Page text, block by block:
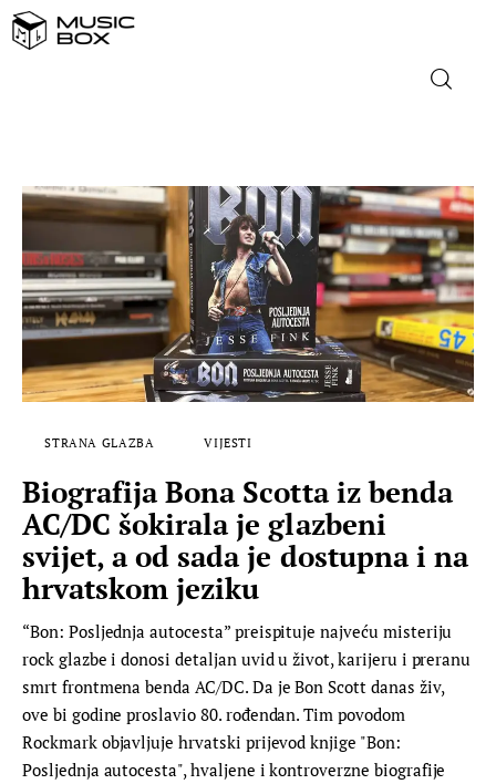
DOMAĆA GLAZBA
STRANA GLAZBA
FILM
MUSIC BOX
STRANA GLAZBA VIJESTI
Biografija Bona Scotta iz benda
AC/DC šokirala je glazbeni
svijet, a od sada je dostupna i na
hrvatskom jeziku
“Bon: Posljednja autocesta” preispituje najveću misteriju
rock glazbe i donosi detaljan uvid u život, karijeru i preranu
smrt frontmena benda AC/DC. Da je Bon Scott danas živ,
ove bi godine proslavio 80. rođendan. Tim povodom
Rockmark objavljuje hrvatski prijevod knjige "Bon:
Posljednja autocesta", hvaljene i kontroverzne biografije